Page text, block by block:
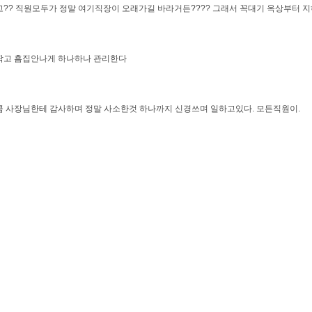
?? 직원모두가 정말 여기직장이 오래가길 바라거든???? 그래서 꼭대기 옥상부터
고 흠집안나게 하나하나 관리한다
사장님한테 감사하며 정말 사소한것 하나까지 신경쓰며 일하고있다. 모든직원이.